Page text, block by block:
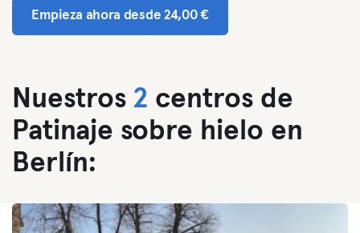
Empieza ahora desde 24,00 €
Nuestros 2 centros de
Patinaje sobre hielo en
Berlín: